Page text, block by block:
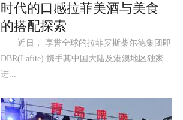
时代的口感拉菲美酒与美食
的搭配探索
近日， 享誉全球的拉菲罗斯柴尔德集团即
DBR(Lafite) 携手其中国大陆及港澳地区独家
进...